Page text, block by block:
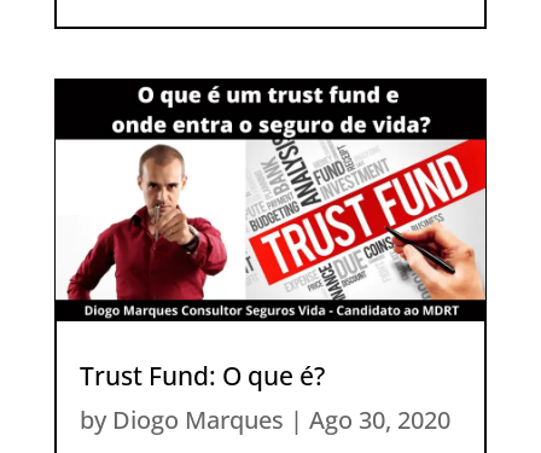
Trust Fund: O que é?
by Diogo Marques | Ago 30, 2020